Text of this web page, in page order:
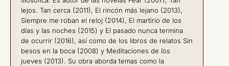
lejos. Tan cerca (2011), El rincón más lejano (2013),
Siempre me roban el reloj (2014), El martirio de los
días y las noches (2015) y El pasado nunca termina
de ocurrir (2016), así como de los libros de relatos Sin
besos en la boca (2008) y Meditaciones de los
jueves (2013). Su obra aborda temas como la